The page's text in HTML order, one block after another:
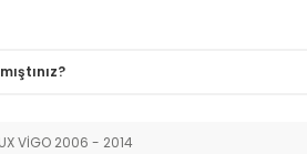
VİGO 2006 - 2014